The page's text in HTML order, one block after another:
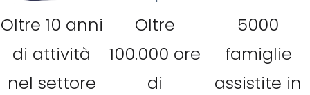
Oltre 10 anni
di attività
nel settore
Oltre
100.000 ore
di
5000
famiglie
assistite in